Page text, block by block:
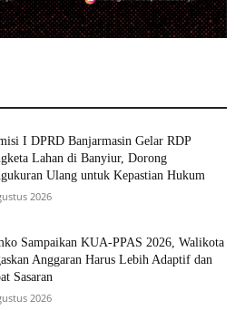
I DPRD Banjarmasin Gelar RDP
Lahan di Banyiur, Dorong
Ulang untuk Kepastian Hukum
2026
Sampaikan KUA-PPAS 2026, Walikota
Anggaran Harus Lebih Adaptif dan
Sasaran
2026